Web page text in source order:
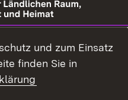
und zum Einsatz
finden Sie in